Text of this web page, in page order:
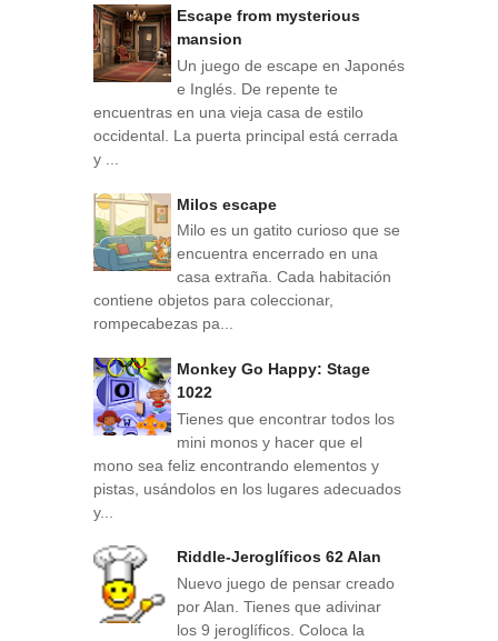
Escape from mysterious
mansion
Un juego de escape en Japonés
e Inglés. De repente te
encuentras en una vieja casa de estilo
occidental. La puerta principal está cerrada
y ...
Milos escape
Milo es un gatito curioso que se
encuentra encerrado en una
casa extraña. Cada habitación
contiene objetos para coleccionar,
rompecabezas pa...
Monkey Go Happy: Stage
1022
Tienes que encontrar todos los
mini monos y hacer que el
mono sea feliz encontrando elementos y
pistas, usándolos en los lugares adecuados
y...
Riddle-Jeroglíficos 62 Alan
Nuevo juego de pensar creado
por Alan. Tienes que adivinar
los 9 jeroglíficos. Coloca la